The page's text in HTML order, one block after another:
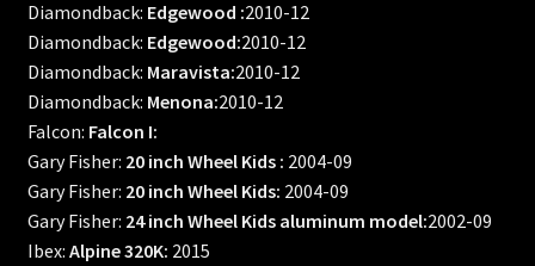
Diamondback: Edgewood :2010-12
Diamondback: Edgewood:2010-12
Diamondback: Maravista:2010-12
Diamondback: Menona:2010-12
Falcon: Falcon I:
Gary Fisher: 20 inch Wheel Kids : 2004-09
Gary Fisher: 20 inch Wheel Kids: 2004-09
Gary Fisher: 24 inch Wheel Kids aluminum model:2002-09
Ibex: Alpine 320K: 2015